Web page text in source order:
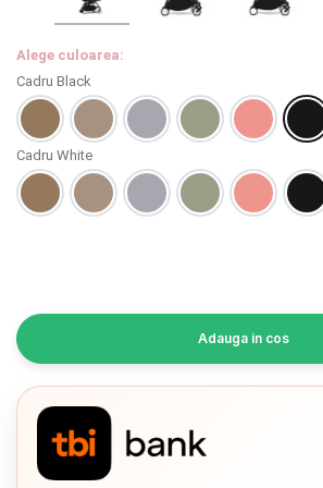
INGRIJIRE PERSONALA
Informatii companie
Despre noi
Q & A
Branduri
Alege culoarea:
Cadru Black
Cadru White
Adauga in cos
Chrome cu detalii negre
Verde cu detalii negre